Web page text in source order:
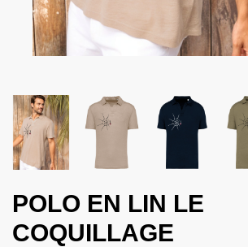
POLO EN LIN LE
COQUILLAGE